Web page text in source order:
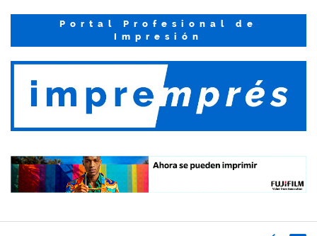
Portal Profesional de
Impresión